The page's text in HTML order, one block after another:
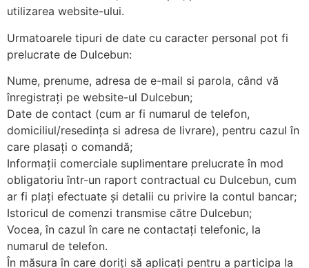
utilizarea website-ului.
Urmatoarele tipuri de date cu caracter personal pot fi
prelucrate de Dulcebun:
Nume, prenume, adresa de e-mail si parola, când vă
înregistrați pe website-ul Dulcebun;
Date de contact (cum ar fi numarul de telefon,
domiciliul/resedința si adresa de livrare), pentru cazul în
care plasați o comandă;
Informații comerciale suplimentare prelucrate în mod
obligatoriu într-un raport contractual cu Dulcebun, cum
ar fi plați efectuate și detalii cu privire la contul bancar;
Istoricul de comenzi transmise către Dulcebun;
Vocea, în cazul în care ne contactați telefonic, la
numarul de telefon.
În măsura în care doriți să aplicați pentru a participa la